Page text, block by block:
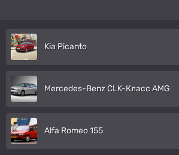
Kia Picanto
Mercedes-Benz CLK-Класс AMG
Alfa Romeo 155